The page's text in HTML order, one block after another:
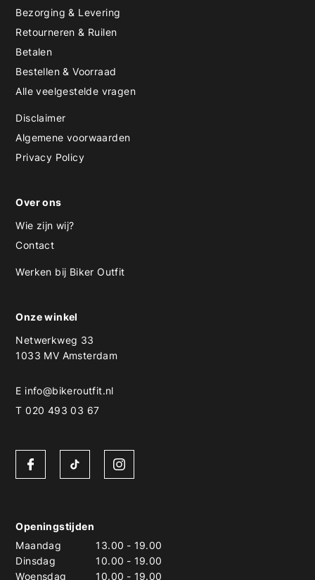
Bezorging & Levering
Retourneren & Ruilen
Betalen
Bestellen & Voorraad
Alle veelgestelde vragen
Disclaimer
Algemene voorwaarden
Privacy Policy
Over ons
Wie zijn wij?
Contact
Werken bij Biker Outfit
Onze winkel
Netwerkweg 33
1033 MV Amsterdam
E info@bikeroutfit.nl
T 020 493 03 67
Openingstijden
Maandag
13.00 - 19.00
Dinsdag
10.00 - 19.00
Woensdag
10.00 - 19.00